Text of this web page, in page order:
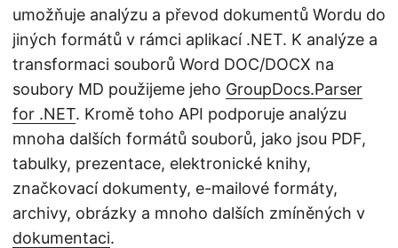
umožňuje analýzu a převod dokumentů Wordu do
jiných formátů v rámci aplikací .NET. K analýze a
transformaci souborů Word DOC/DOCX na
soubory MD použijeme jeho GroupDocs.Parser
for .NET. Kromě toho API podporuje analýzu
mnoha dalších formátů souborů, jako jsou PDF,
tabulky, prezentace, elektronické knihy,
značkovací dokumenty, e-mailové formáty,
archivy, obrázky a mnoho dalších zmíněných v
dokumentaci.